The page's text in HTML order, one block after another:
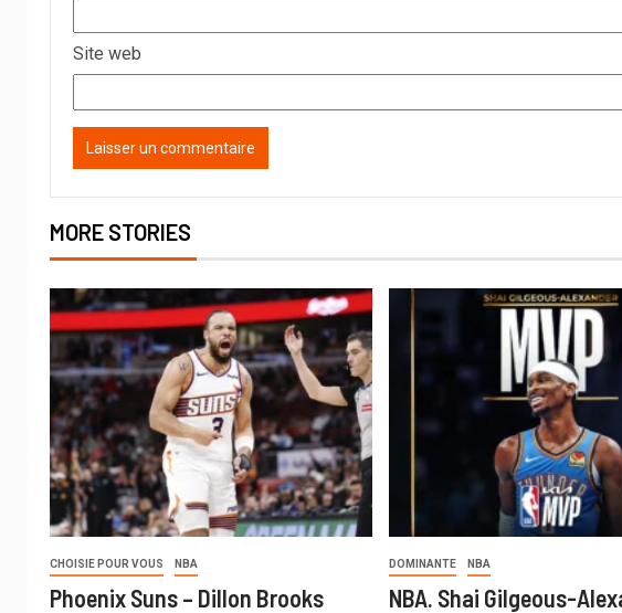
Site web
MORE STORIES
CHOISIE POUR VOUS NBA
Phoenix Suns – Dillon Brooks
DOMINANTE NBA
NBA. Shai Gilgeous-